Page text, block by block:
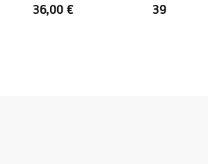
36,00 € 39,00 €